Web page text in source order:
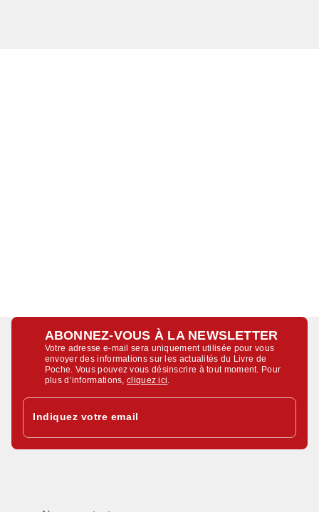
ABONNEZ-VOUS À LA NEWSLETTER
Votre adresse e-mail sera uniquement utilisée pour vous
envoyer des informations sur les actualités du Livre de
Poche. Vous pouvez vous désinscrire à tout moment. Pour
plus d’informations,cliquez ici
Indiquez votre email